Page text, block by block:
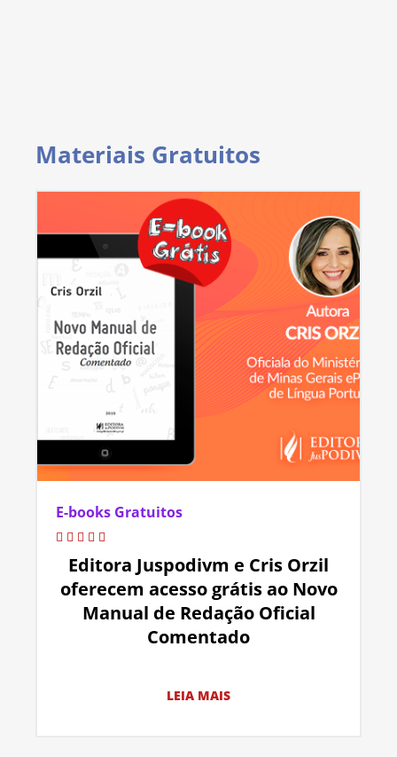
Materiais Gratuitos
E-books Gratuitos
Editora Juspodivm e Cris Orzil
oferecem acesso grátis ao Novo
Manual de Redação Oficial
Comentado
LEIA MAIS